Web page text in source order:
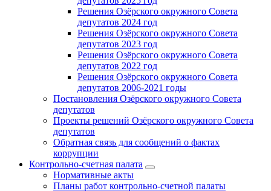
Решения Озёрского окружного Совета
депутатов 2024 год
Решения Озёрского окружного Совета
депутатов 2023 год
Решения Озёрского окружного Совета
депутатов 2022 год
Решения Озёрского окружного Совета
депутатов 2006-2021 годы
Постановления Озёрского окружного Совета
депутатов
Проекты решений Озёрского окружного Совета
депутатов
Обратная связь для сообщений о фактах
коррупции
Контрольно-счетная палата
Нормативные акты
Планы работ контрольно-счетной палаты